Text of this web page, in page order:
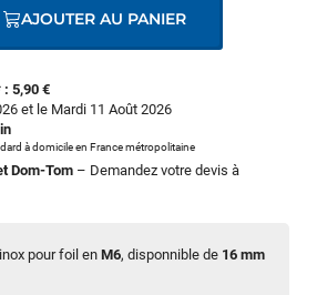
pour foil en M6, disponnible de 16 mm
5,90 €
et le Mardi 11 Août 2026
à domicile en France métropolitaine
Dom-Tom – Demandez votre devis à
AJOUTER AU PANIER